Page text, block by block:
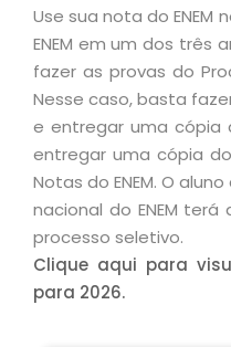
Use sua nota do ENEM
ENEM em um dos três
fazer as provas do
Nesse caso, basta
e entregar uma cópia
entregar uma cópia
Notas do ENEM. O
nacional do ENEM
processo seletivo.
Clique aqui para
para 2026.